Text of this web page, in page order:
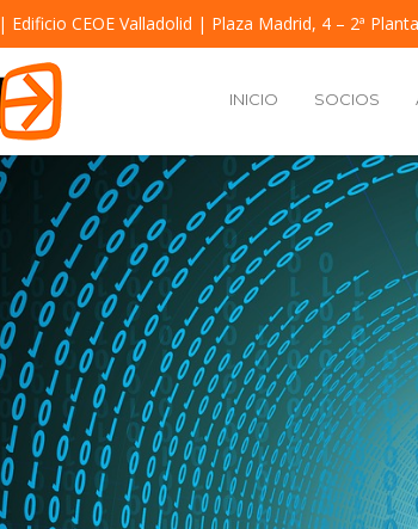
| Edificio CEOE Valladolid | Plaza Madrid, 4 – 2ª
INICIO SOCIOS